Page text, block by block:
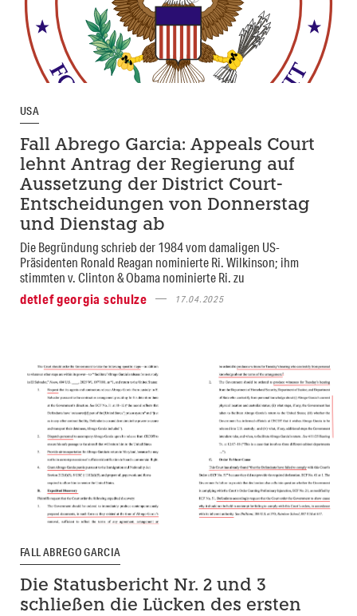
USA
Fall Abrego Garcia: Appeals Court
lehnt Antrag der Regierung auf
Aussetzung der District Court-
Entscheidungen von Donnerstag
und Dienstag ab
Die Begründung schrieb der 1984 vom damaligen US-
Präsidenten Ronald Reagan nominierte Ri. Wilkinson; ihm
stimmten v. Clinton & Obama nominierte Ri. zu
detlef georgia schulze
17.04.2025
FALL ABREGO GARCIA
Die Statusbericht Nr. 2 und 3
schließen die Lücken des ersten